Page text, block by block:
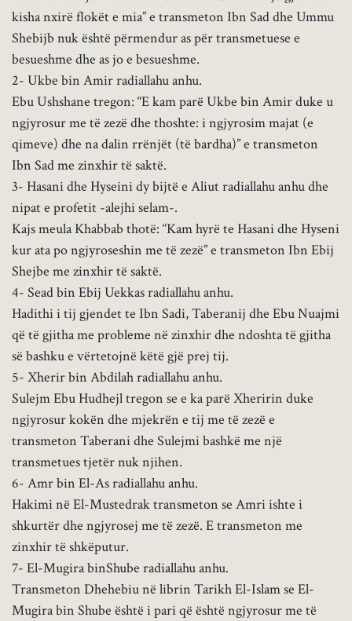
kisha nxirë flokët e mia” e transmeton Ibn Sad dhe Ummu
Shebijb nuk është përmendur as për transmetuese e
besueshme dhe as jo e besueshme.
2- Ukbe bin Amir radiallahu anhu.
Ebu Ushshane tregon: “E kam parë Ukbe bin Amir duke u
ngjyrosur me të zezë dhe thoshte: i ngjyrosim majat (e
qimeve) dhe na dalin rrënjët (të bardha)” e transmeton
Ibn Sad me zinxhir të saktë.
3- Hasani dhe Hyseini dy bijtë e Aliut radiallahu anhu dhe
nipat e profetit -alejhi selam-.
Kajs meula Khabbab thotë: “Kam hyrë te Hasani dhe Hyseni
kur ata po ngjyroseshin me të zezë” e transmeton Ibn Ebij
Shejbe me zinxhir të saktë.
4- Sead bin Ebij Uekkas radiallahu anhu.
Hadithi i tij gjendet te Ibn Sadi, Taberanij dhe Ebu Nuajmi
që të gjitha me probleme në zinxhir dhe ndoshta të gjitha
së bashku e vërtetojnë këtë gjë prej tij.
5- Xherir bin Abdilah radiallahu anhu.
Sulejm Ebu Hudhejl tregon se e ka parë Xheririn duke
ngjyrosur kokën dhe mjekrën e tij me të zezë e
transmeton Taberani dhe Sulejmi bashkë me një
transmetues tjetër nuk njihen.
6- Amr bin El-As radiallahu anhu.
Hakimi në El-Mustedrak transmeton se Amri ishte i
shkurtër dhe ngjyrosej me të zezë. E transmeton me
zinxhir të shkëputur.
7- El-Mugira binShube radiallahu anhu.
Transmeton Dhehebiu në librin Tarikh El-Islam se El-
Mugira bin Shube është i pari që është ngjyrosur me të